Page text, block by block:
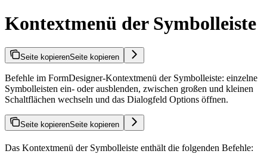
Kontextmenü der Symbolleiste
Seite kopierenSeite kopieren
Befehle im FormDesigner-Kontextmenü der Symbolleiste: einzelne
Symbolleisten ein- oder ausblenden, zwischen großen und kleinen
Schaltflächen wechseln und das Dialogfeld Options öffnen.
Seite kopierenSeite kopieren
Das Kontextmenü der Symbolleiste enthält die folgenden Befehle: